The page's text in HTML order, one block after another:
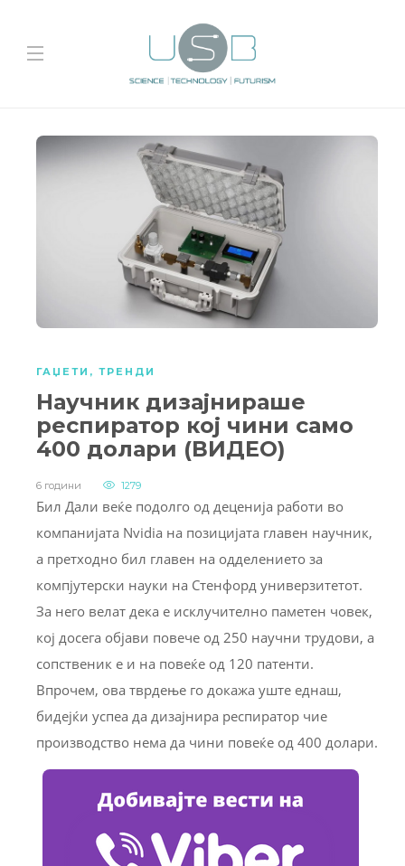
ГАЏЕТИ , ТРЕНДИ
Научник дизајнираше
респиратор кој чини само
400 долари (ВИДЕО)
6 години 1279
Бил Дали веќе подолго од деценија работи во
компанијата Nvidia на позицијата главен научник,
а претходно бил главен на одделението за
компјутерски науки на Стенфорд универзитетот.
За него велат дека е исклучително паметен човек,
кој досега објави повече од 250 научни трудови, а
сопственик е и на повеќе од 120 патенти.
Впрочем, ова тврдење го докажа уште еднаш,
бидејќи успеа да дизајнира респиратор чие
производство нема да чини повеќе од 400 долари.